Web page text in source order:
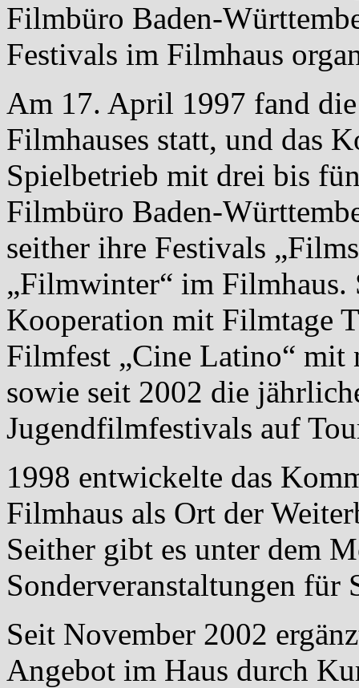
Filmbüro Baden-
Festivals im Filmhaus
Am 17. April 1997 fand
Filmhauses statt, und das
Spielbetrieb mit drei bis
Filmbüro Baden-
seither ihre Festivals
„Filmwinter“ im
Kooperation mit Filmtage
Filmfest „Cine Latino“ mit
sowie seit 2002 die
Jugendfilmfestivals auf
1998 entwickelte das
Filmhaus als Ort der
Seither gibt es unter dem
Sonderveranstaltungen für
Seit November 2002
Angebot im Haus durch